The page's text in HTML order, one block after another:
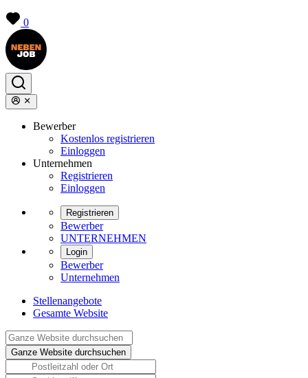
0
Bewerber
Kostenlos registrieren
Einloggen
Unternehmen
Registrieren
Einloggen
Registrieren
Bewerber
UNTERNEHMEN
Login
Bewerber
Unternehmen
Stellenangebote
Gesamte Website